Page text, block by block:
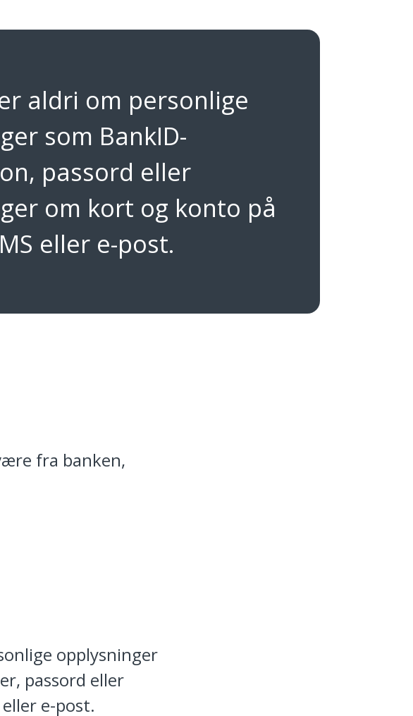
aldri om personlige
som BankID-
passord eller
om kort og konto på
eller e-post.
fra banken,
opplysninger
passord eller
e-post.